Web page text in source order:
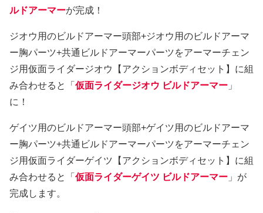
ルドアーマーが完成！
ジオウ用のビルドアーマー頭部+ジオウ用のビルドアーマ
ー胸パーツ+共通ビルドアーマーパーツをアーマーチェン
ジ用仮面ライダージオウ【アクションボディセット】に組
み合わせると「 仮面ライダージオウ ビルドアーマー 」
に！
ゲイツ用のビルドアーマー頭部+ゲイツ用のビルドアーマ
ー胸パーツ+共通ビルドアーマーパーツをアーマーチェン
ジ用仮面ライダーゲイツ【アクションボディセット】に組
み合わせると「 仮面ライダーゲイツ ビルドアーマー 」が
完成します。